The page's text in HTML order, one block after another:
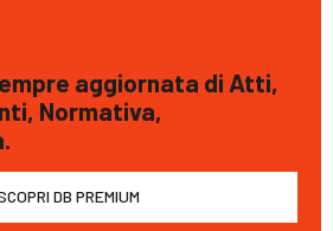
aggiornata di Atti,
Normativa,
DB PREMIUM